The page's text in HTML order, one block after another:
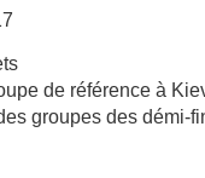
de référence à
groupes des démi-